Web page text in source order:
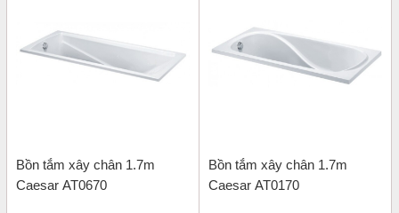
Bồn tắm xây chân 1.7m
Caesar AT0670
Bồn tắm xây chân 1.7m
Caesar AT0170